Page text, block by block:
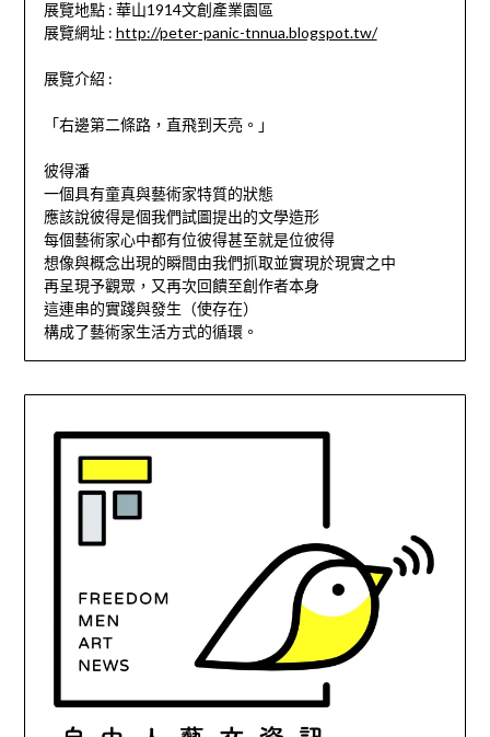
展覽地點 : 華山1914文創產業園區
展覽網址 : http://peter-panic-tnnua.blogspot.tw/
展覽介紹 :
「右邊第二條路，直飛到天亮。」
彼得潘
一個具有童真與藝術家特質的狀態
應該說彼得是個我們試圖提出的文學造形
每個藝術家心中都有位彼得甚至就是位彼得
想像與概念出現的瞬間由我們抓取並實現於現實之中
再呈現予觀眾，又再次回饋至創作者本身
這連串的實踐與發生（使存在）
構成了藝術家生活方式的循環。